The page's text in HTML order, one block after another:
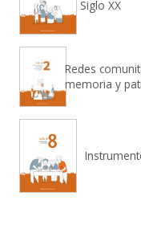
Siglo XX
Redes
memoria y